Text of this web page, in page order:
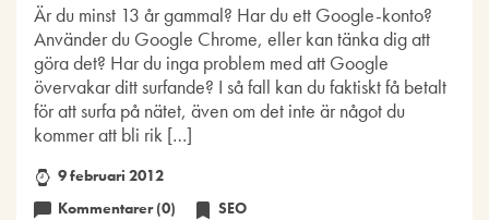
Är du minst 13 år gammal? Har du ett Google-konto?
Använder du Google Chrome, eller kan tänka dig att
göra det? Har du inga problem med att Google
övervakar ditt surfande? I så fall kan du faktiskt få betalt
för att surfa på nätet, även om det inte är något du
kommer att bli rik […]
9 februari 2012
Kommentarer (0)
SEO